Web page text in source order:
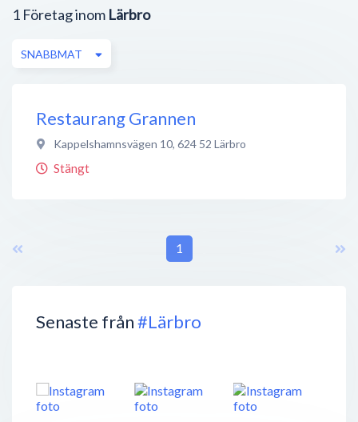
Senaste från#Lärbro
1 Företag inom Lärbro
SNABBMAT
Restaurang Grannen
Kappelshamnsvägen 10, 624 52 Lärbro
Stängt
1